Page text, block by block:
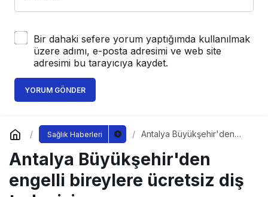
Bir dahaki sefere yorum yaptığımda kullanılmak
üzere adımı, e-posta adresimi ve web site
adresimi bu tarayıcıya kaydet.
YORUM GÖNDER
Sağlık Haberleri
Antalya Büyükşehir'den
tedavisi
Antalya Büyükşehir'den
engelli bireylere ücretsiz diş